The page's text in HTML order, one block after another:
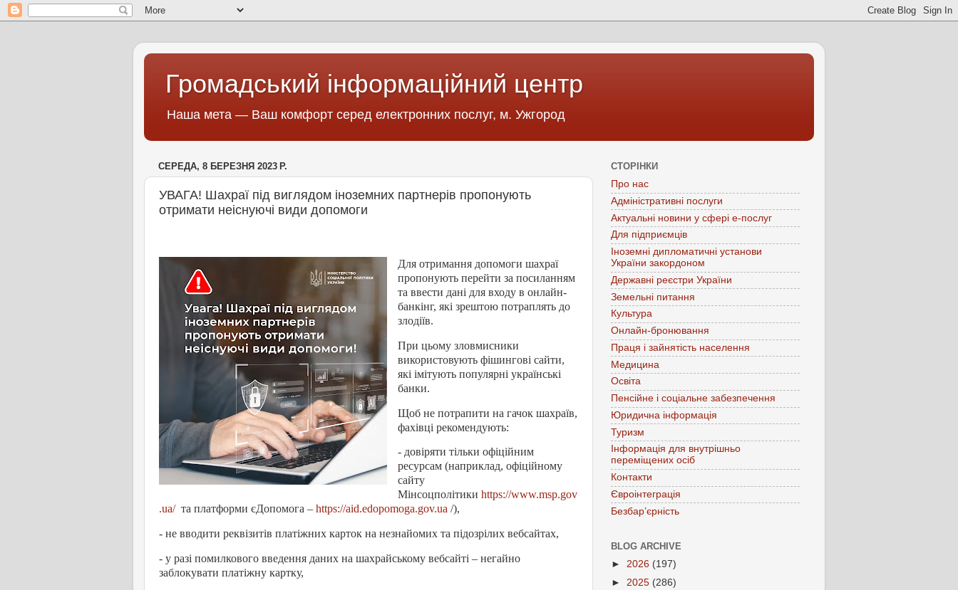
Громадський інформаційний центр
Наша мета — Ваш комфорт серед електронних послуг, м. Ужгород
СЕРЕДА, 8 БЕРЕЗНЯ 2023 Р.
УВАГА! Шахраї під виглядом іноземних партнерів пропонують
отримати неіснуючі види допомоги
Для отримання допомоги шахраї
пропонують перейти за посиланням
та ввести дані для входу в онлайн-
банкінг, які зрештою потраплять до
злодіїв.
При цьому зловмисники
використовують фішингові сайти,
які імітують популярні українські
банки.
Щоб не потрапити на гачок шахраїв,
фахівці рекомендують:
- довіряти тільки офіційним
ресурсам (наприклад, офіційному
сайту
Мінсоцполітики https://www.msp.gov
.ua/ та платформи єДопомога – https://aid.edopomoga.gov.ua /),
- не вводити реквізитів платіжних карток на незнайомих та підозрілих вебсайтах,
- у разі помилкового введення даних на шахрайському вебсайті – негайно
заблокувати платіжну картку,
СТОРІНКИ
Про нас
Адміністративні послуги
Актуальні новини у сфері е-послуг
Для підприємців
Іноземні дипломатичні установи
України закордоном
Державні реєстри України
Земельні питання
Культура
Онлайн-бронювання
Праця і зайнятість населення
Медицина
Освіта
Пенсійне і соціальне забезпечення
Юридична інформація
Туризм
Інформація для внутрішньо
переміщених осіб
Контакти
Євроінтеграція
Безбар’єрність
BLOG ARCHIVE
► 2026 (197)
► 2025 (286)